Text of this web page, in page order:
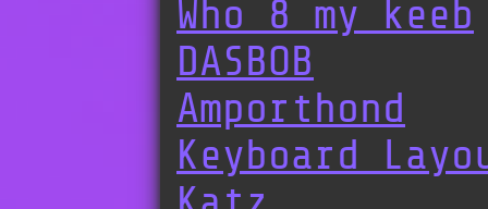
Who 8 my keeb
DASBOB
Amporthond
Keyboard